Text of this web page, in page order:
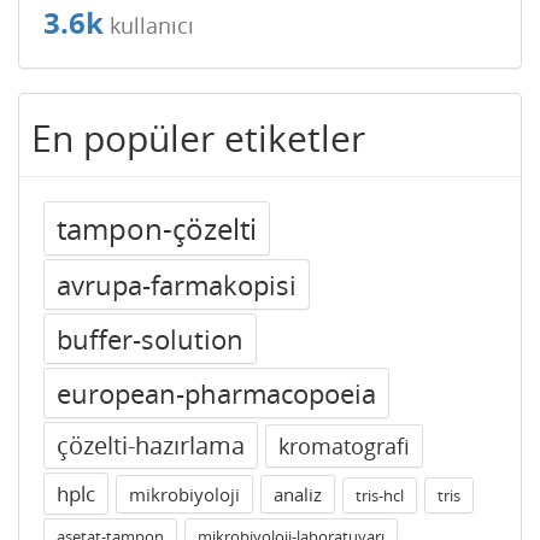
3.6k kullanıcı
En popüler etiketler
tampon-çözelti
avrupa-farmakopisi
buffer-solution
european-pharmacopoeia
çözelti-hazırlama kromatografi
hplc mikrobiyoloji analiz tris-hcl
tris